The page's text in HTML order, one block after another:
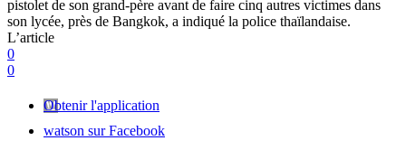
pistolet de son grand-père avant de faire cinq autres victimes dans
son lycée, près de Bangkok, a indiqué la police thaïlandaise.
L’article
0
0
Obtenir l'application
watson sur Facebook